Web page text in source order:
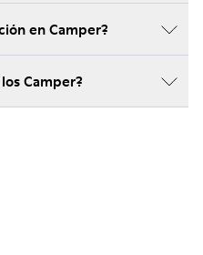
en Camper?
¿Cuánto cuesta el envío de los Camper?